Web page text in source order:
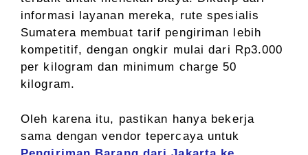
informasi layanan mereka, rute spesialis
Sumatera membuat tarif pengiriman lebih
kompetitif, dengan ongkir mulai dari Rp3.000
per kilogram dan minimum charge 50
kilogram.
Oleh karena itu, pastikan hanya bekerja
sama dengan vendor tepercaya untuk